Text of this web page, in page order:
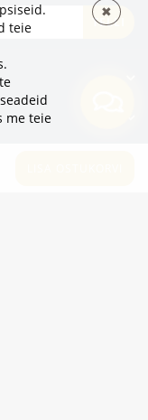
TELLI
teie
me teie
✖